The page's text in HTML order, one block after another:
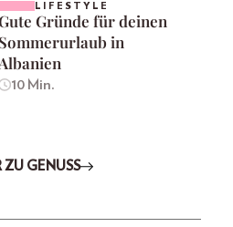
LIFESTYLE
Gründe für deinen
Sommerurlaub in
10 Min.
ZU GENUSS